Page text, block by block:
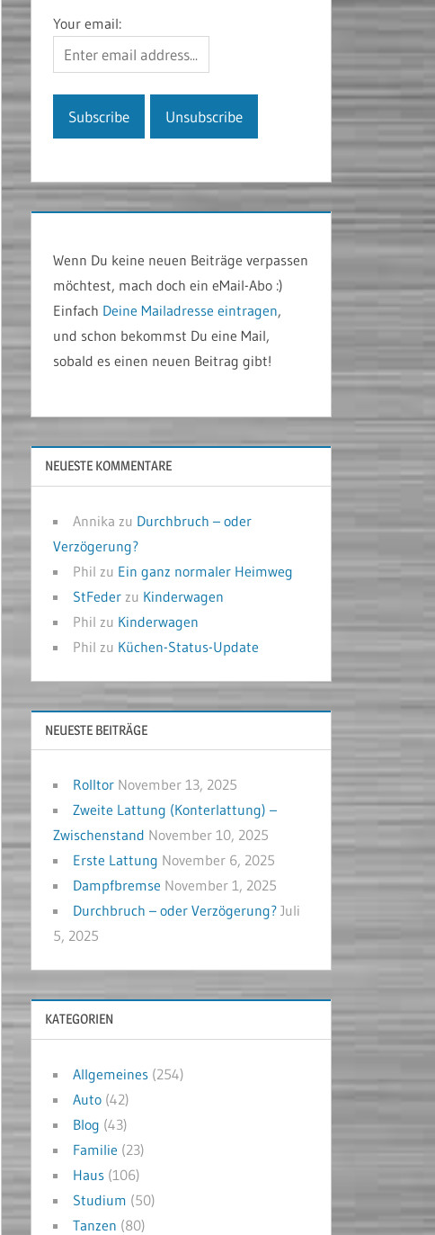
Your email:
Wenn Du keine neuen Beiträge verpassen
möchtest, mach doch ein eMail-Abo :)
Einfach Deine Mailadresse eintragen,
und schon bekommst Du eine Mail,
sobald es einen neuen Beitrag gibt!
NEUESTE KOMMENTARE
Annika zu Durchbruch – oder
Verzögerung?
Phil zu Ein ganz normaler Heimweg
StFeder zu Kinderwagen
Phil zu Kinderwagen
Phil zu Küchen-Status-Update
NEUESTE BEITRÄGE
Rolltor November 13, 2025
Zweite Lattung (Konterlattung) –
Zwischenstand November 10, 2025
Erste Lattung November 6, 2025
Dampfbremse November 1, 2025
Durchbruch – oder Verzögerung? Juli
5, 2025
KATEGORIEN
Allgemeines (254)
Auto (42)
Blog (43)
Familie (23)
Haus (106)
Studium (50)
Tanzen (80)